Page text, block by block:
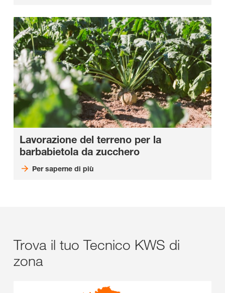
Lavorazione del terreno per la
barbabietola da zucchero
Per saperne di più
Trova il tuo Tecnico KWS di
zona